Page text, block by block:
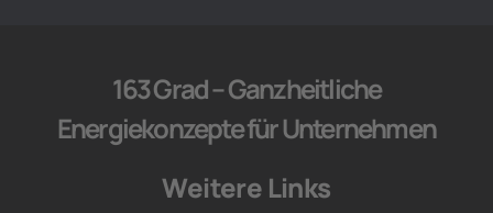
163 Grad – Ganzheitliche
Energiekonzepte für Unternehmen
Weitere Links